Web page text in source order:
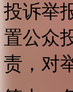
投诉举
置公众
责，对